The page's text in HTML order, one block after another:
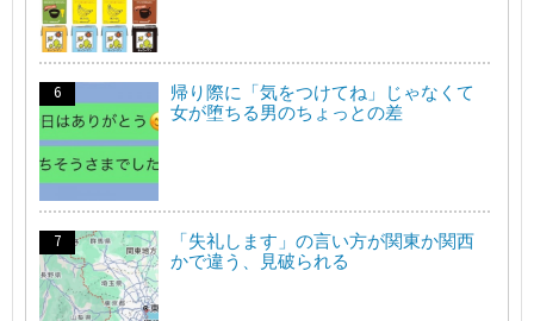
帰り際に「気をつけてね」じゃなくて
女が堕ちる男のちょっとの差
「失礼します」の言い方が関東か関西
かで違う、見破られる